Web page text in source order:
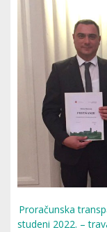
Proračunska
studeni 2022. –